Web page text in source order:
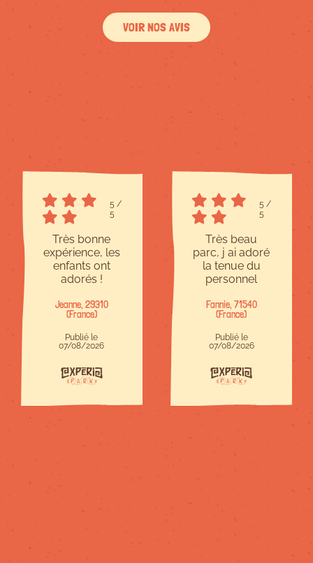
VOIR NOS AVIS
5 /
5
Très bonne
expérience, les
enfants ont
adorés !
Jeanne, 29310
(France)
Publié le
07/08/2026
5 /
5
Très beau
parc, j ai adoré
la tenue du
personnel
Fannie, 71540
(France)
Publié le
07/08/2026